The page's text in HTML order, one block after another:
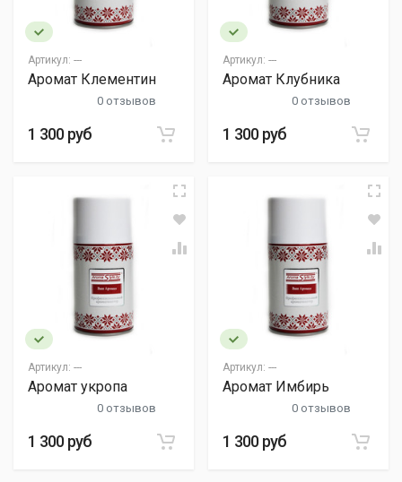
Артикул: ---
Аромат Клементин
0 отзывов
1 300 руб
Артикул: ---
Аромат Клубника
0 отзывов
1 300 руб
Артикул: ---
Аромат укропа
0 отзывов
1 300 руб
Артикул: ---
Аромат Имбирь
0 отзывов
1 300 руб